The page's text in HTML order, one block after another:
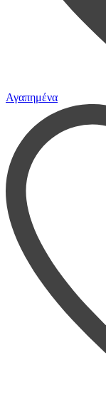
Αγαπημένα